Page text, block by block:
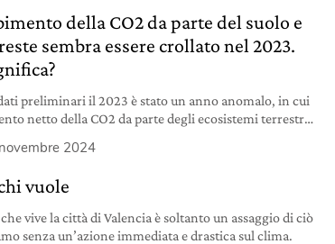
della CO2 da parte del suolo e
sembra essere crollato nel 2023.
preliminari il 2023 è stato un anno anomalo, in cui
netto della CO2 da parte degli ecosistemi terrestri
2024
vuole
vive la città di Valencia è soltanto un assaggio di ciò
senza un’azione immediata e drastica sul clima.